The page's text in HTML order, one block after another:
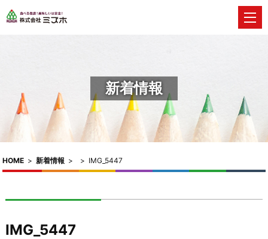
新着情報
HOME > 新着情報 > > IMG_5447
IMG_5447